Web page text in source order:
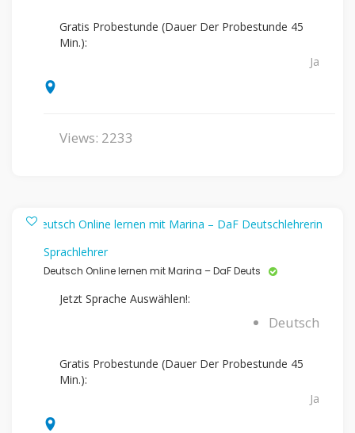
Gratis Probestunde (Dauer Der Probestunde 45
Min.):
Ja
Views: 2233
Sprachlehrer
Deutsch Online lernen mit Marina – DaF Deuts
Jetzt Sprache Auswählen!:
Deutsch
Gratis Probestunde (Dauer Der Probestunde 45
Min.):
Ja